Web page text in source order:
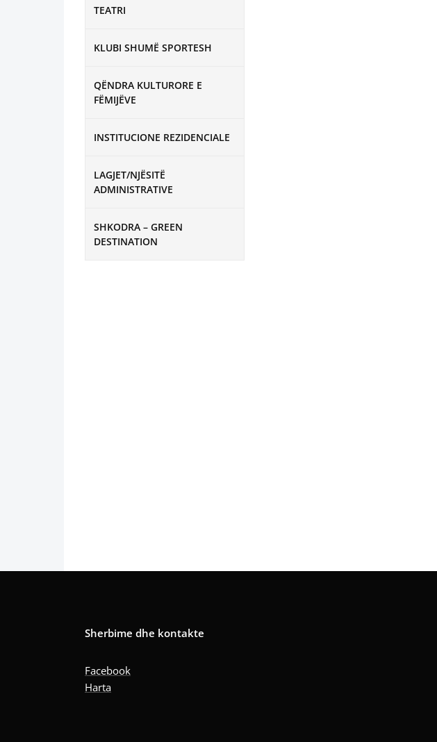
TEATRI
KLUBI SHUMË SPORTESH
QËNDRA KULTURORE E
FËMIJËVE
INSTITUCIONE REZIDENCIALE
LAGJET/NJËSITË
ADMINISTRATIVE
SHKODRA – GREEN
DESTINATION
Sherbime dhe kontakte
Facebook
Harta